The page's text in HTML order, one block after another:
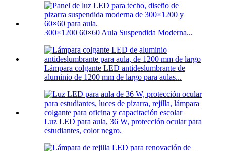
300×1200 60×60 Aula Suspendida Moderna...
Lámpara colgante LED antideslumbrante de
aluminio de 1200 mm de largo para aulas...
Luz LED para aula, 36 W, protección ocular para
estudiantes, color negro.